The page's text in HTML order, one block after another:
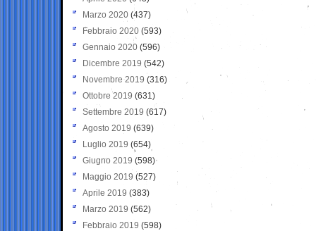
Marzo 2020 (437)
Febbraio 2020 (593)
Gennaio 2020 (596)
Dicembre 2019 (542)
Novembre 2019 (316)
Ottobre 2019 (631)
Settembre 2019 (617)
Agosto 2019 (639)
Luglio 2019 (654)
Giugno 2019 (598)
Maggio 2019 (527)
Aprile 2019 (383)
Marzo 2019 (562)
Febbraio 2019 (598)